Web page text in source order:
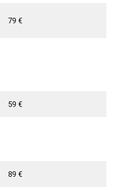
79 €
59 €
89 €